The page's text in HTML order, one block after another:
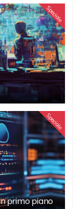
Speciale
Speciale
primo piano